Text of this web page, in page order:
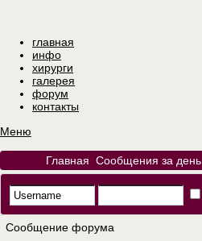
главная
инфо
хирурги
галерея
форум
контакты
Меню
Главная Сообщения за день
Сообщение форума